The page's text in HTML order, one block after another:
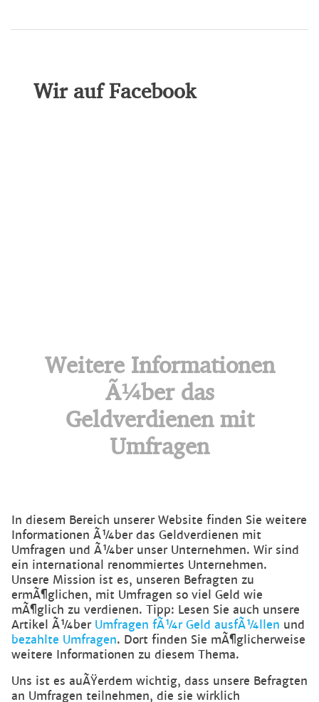
Wir auf Facebook
Weitere Informationen
Ã¼ber das
Geldverdienen mit
Umfragen
In diesem Bereich unserer Website finden Sie weitere
Informationen Ã¼ber das Geldverdienen mit
Umfragen und Ã¼ber unser Unternehmen. Wir sind
ein international renommiertes Unternehmen.
Unsere Mission ist es, unseren Befragten zu
ermÃ¶glichen, mit Umfragen so viel Geld wie
mÃ¶glich zu verdienen. Tipp: Lesen Sie auch unsere
Artikel Ã¼ber Umfragen fÃ¼r Geld ausfÃ¼llen und
bezahlte Umfragen. Dort finden Sie mÃ¶glicherweise
weitere Informationen zu diesem Thema.
Uns ist es auÃŸerdem wichtig, dass unsere Befragten
an Umfragen teilnehmen, die sie wirklich